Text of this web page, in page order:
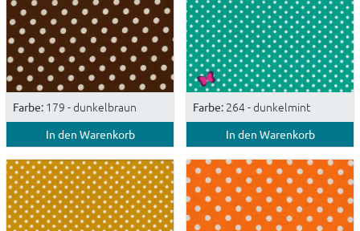
Farbe: 179 - dunkelbraun
In den Warenkorb
Farbe: 264 - dunkelmint
In den Warenkorb